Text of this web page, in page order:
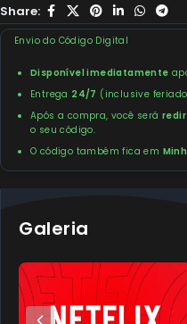
Share:
Envio do Código Digital
Disponível imediatamente
Entrega 24/7 (inclusive
Após a compra, você será
o seu código.
O código também fica em
Galeria